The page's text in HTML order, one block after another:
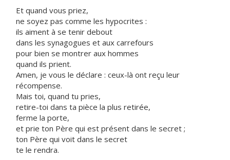
Et quand vous priez,
ne soyez pas comme les hypocrites :
ils aiment à se tenir debout
dans les synagogues et aux carrefours
pour bien se montrer aux hommes
quand ils prient.
Amen, je vous le déclare : ceux-là ont reçu leur
récompense.
Mais toi, quand tu pries,
retire-toi dans ta pièce la plus retirée,
ferme la porte,
et prie ton Père qui est présent dans le secret ;
ton Père qui voit dans le secret
te le rendra.